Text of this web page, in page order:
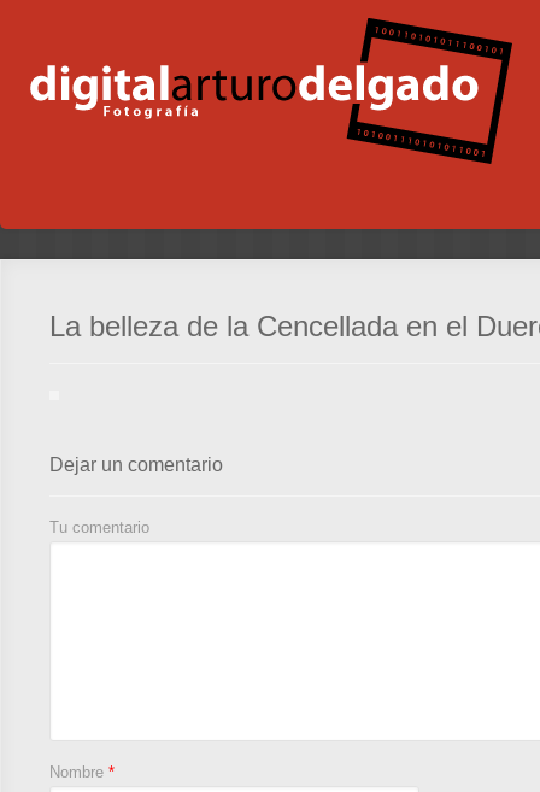
La belleza de la Cencellada en el
Dejar un comentario
Tu comentario
Nombre *